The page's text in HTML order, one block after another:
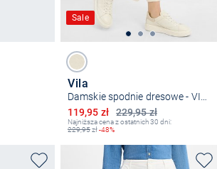
Sale
Vila
229,95 zł
Obniżona cena
119,95 zł
Najniższa cena z ostatnich 30 dni:
229,95zł-48%